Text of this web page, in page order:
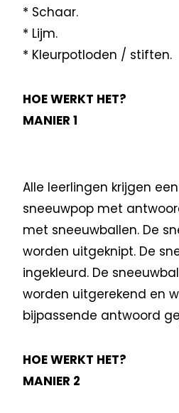
* Schaar.
* Lijm.
* Kleurpotloden / stiften.
HOE WERKT HET?
MANIER 1
Alle leerlingen krijgen
sneeuwpop met
met sneeuwballen. De
worden uitgeknipt. De
ingekleurd. De
worden uitgerekend en
bijpassende antwoord
HOE WERKT HET?
MANIER 2